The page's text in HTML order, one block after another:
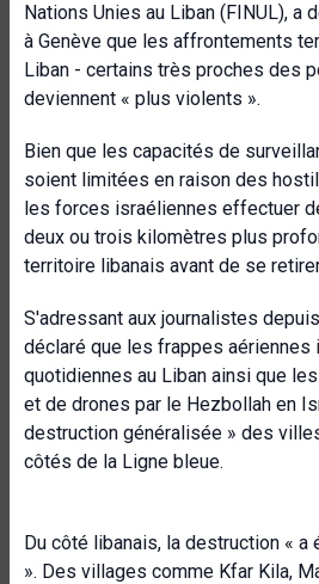
Nations Unies au Liban (FINUL), a
à Genève que les affrontements
Liban - certains très proches des
deviennent « plus violents ».
Bien que les capacités de
soient limitées en raison des
les forces israéliennes effectuer
deux ou trois kilomètres plus
territoire libanais avant de se
S'adressant aux journalistes
déclaré que les frappes aériennes
quotidiennes au Liban ainsi que
et de drones par le Hezbollah en
destruction généralisée » des
côtés de la Ligne bleue.
Du côté libanais, la destruction « a
». Des villages comme Kfar Kila,